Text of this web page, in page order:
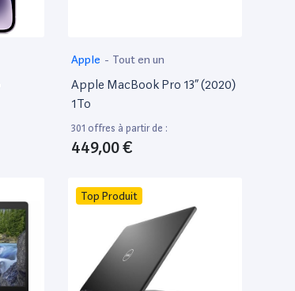
Apple - Tout en un
Apple MacBook Pro 13” (2020)
1To
301 offres à partir de :
449,00 €
Top Produit